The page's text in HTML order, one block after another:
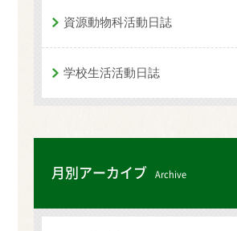
資源動物科活動日誌
学校生活活動日誌
月別アーカイブ Archive